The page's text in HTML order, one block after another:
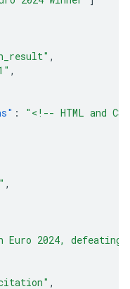
,
,
:
"<!-- HTML and
,
Euro 2024,
,